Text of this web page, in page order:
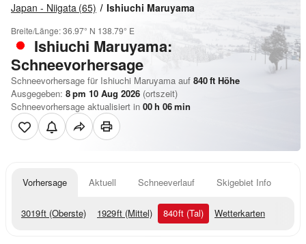
Japan - Niigata (65) Ishiuchi Maruyama
Breite/Länge:36.97° N 138.79° E
Ishiuchi Maruyama:
Schneevorhersage
Schneevorhersage für Ishiuchi Maruyama auf 840ft Höhe
Ausgegeben: 8 pm 10 Aug 2026 (ortszeit)
Schneevorhersage aktualisiert in 00h 06min
Vorhersage Aktuell Schneeverlauf Skigebiet Info
3019ft (Oberste) 1929ft (Mittel) 840ft (Tal) Wetterkarten